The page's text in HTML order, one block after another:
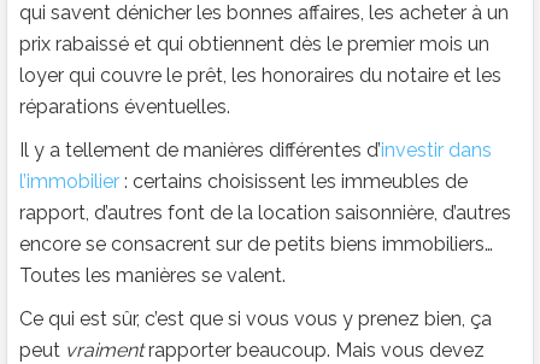
qui savent dénicher les bonnes affaires, les acheter à un
prix rabaissé et qui obtiennent dès le premier mois un
loyer qui couvre le prêt, les honoraires du notaire et les
réparations éventuelles.
Il y a tellement de manières différentes d’investir dans
l’immobilier : certains choisissent les immeubles de
rapport, d’autres font de la location saisonnière, d’autres
encore se consacrent sur de petits biens immobiliers…
Toutes les manières se valent.
Ce qui est sûr, c’est que si vous vous y prenez bien, ça
peut vraimentrapporter beaucoup. Mais vous devez